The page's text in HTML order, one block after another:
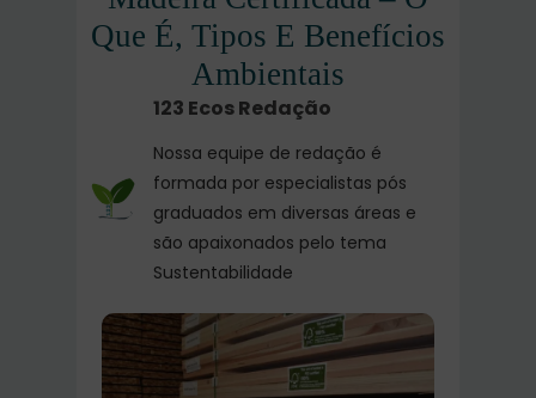
Que É, Tipos E Benefícios
Ambientais
123 Ecos Redação
Nossa equipe de redação é
formada por especialistas pós
graduados em diversas áreas e
são apaixonados pelo tema
Sustentabilidade